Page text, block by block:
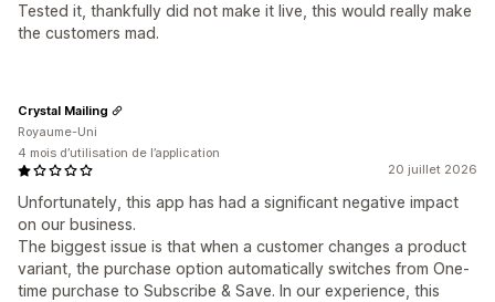
Tested it, thankfully did not make it live, this would really make
the customers mad.
20 juillet 2026
Unfortunately, this app has had a significant negative impact
on our business.
The biggest issue is that when a customer changes a product
variant, the purchase option automatically switches from One-
time purchase to Subscribe & Save. In our experience, this
Crystal Mailing
Royaume-Uni
4 mois d’utilisation de l’application